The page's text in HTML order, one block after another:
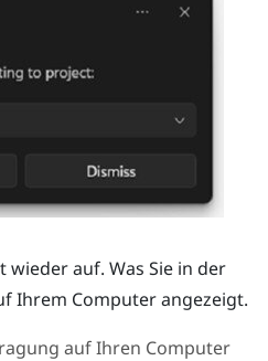
wieder auf. Was Sie in der
Ihrem Computer angezeigt.
auf Ihren Computer